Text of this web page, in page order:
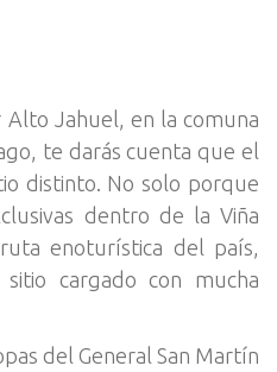
Jahuel, en la comuna
te darás cuenta que el
distinto. No solo porque
dentro de la Viña
enoturística del país,
cargado con mucha
del General San Martín